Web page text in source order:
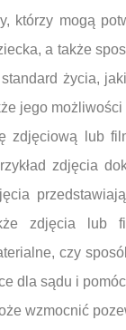
którzy mogą
a także
życia,
jego
zdjęciową lub
zdjęcia
zdjęcia lub
czy
dla sądu i
wzmocnić